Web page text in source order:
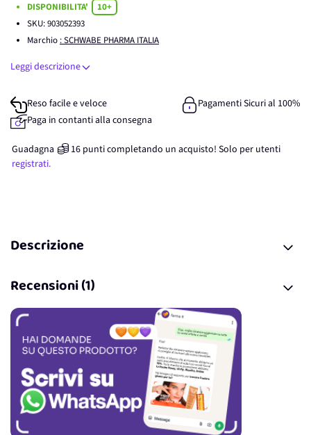
DISPONIBILITA'
10+
SKU:903052393
Marchio : SCHWABE PHARMA ITALIA
Leggi descrizione
Reso facile e veloce
Pagamenti Sicuri al 100%
Paga in contanti alla consegna
Guadagna 16 punticompletando un acquisto! Solo per utenti
registrati.
Descrizione
Recensioni (1)